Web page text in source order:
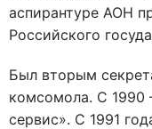
аспирантуре АОН
Российского
Был вторым
комсомола. С 1990
сервис». С 1991